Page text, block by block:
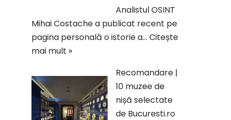
Analistul OSINT
Mihai Costache a publicat recent pe
pagina personală o istorie a… Citește
mai mult »
Recomandare |
10 muzee de
nișă selectate
de Bucuresti.ro